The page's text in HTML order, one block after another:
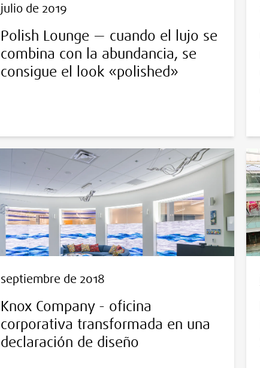
julio de 2019
Polish Lounge — cuando el lujo se
combina con la abundancia, se
consigue el look «polished»
septiembre de 2018
Knox Company - oficina
corporativa transformada en una
declaración de diseño